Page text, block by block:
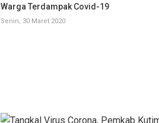
Warga Terdampak Covid-19
Senin, 30 Maret 2020